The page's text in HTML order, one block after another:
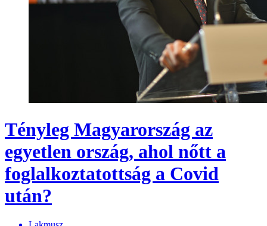
Tényleg Magyarország az
egyetlen ország, ahol nőtt a
foglalkoztatottság a Covid
után?